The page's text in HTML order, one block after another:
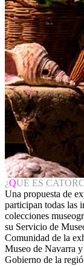
¿QUÉ ES
Una propuesta de
participan todas las
colecciones
su Servicio de
Comunidad de la
Museo de Navarra
Gobierno de la